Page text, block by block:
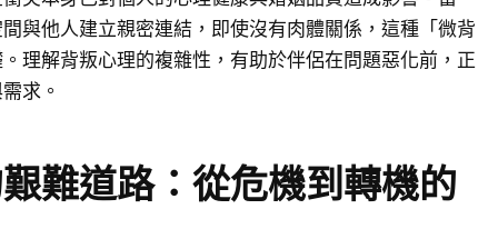
與他人建立親密連結，即使沒有肉體關係，這種「微背
理解背叛心理的複雜性，有助於伴侶在問題惡化前，正
求。
難道路：從危機到轉機的